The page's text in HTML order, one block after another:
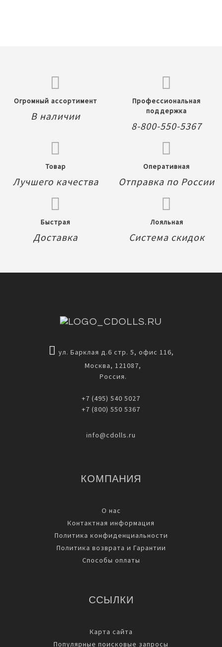
Огромный ассортимент
В наличии
Профессиональная
поддержка
8-800-550-5367
Товар
Лучшего качества
Оперативная
Отправка по России
Быстрая
Доставка
Лояльная
Система скидок
ул. Барклая д.6 стр. 5, офис 116,
Москва, 121087,
Россия.
+7 (495) 540 5027
+7 (800) 550 5367
info@cdolls.ru
КОМПАНИЯ
О нас
Контактная информация
Политика конфиденциальности
Политика возврата и Гарантии
Способы оплаты
ССЫЛКИ
Карта сайта
Популярные поисковые запросы